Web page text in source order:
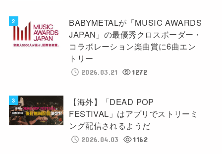
BABYMETALが「MUSIC AWARDS
JAPAN」の最優秀クロスボーダー・
コラボレーション楽曲賞に6曲エン
トリー
2026.03.21 1272
【海外】「DEAD POP
FESTIVAL」はアプリでストリーミ
ング配信されるようだ
2026.04.03 1162